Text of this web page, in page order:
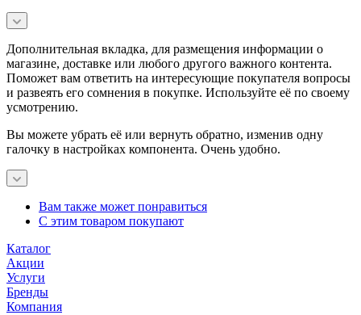
Дополнительная вкладка, для размещения информации о
магазине, доставке или любого другого важного контента.
Поможет вам ответить на интересующие покупателя вопросы
и развеять его сомнения в покупке. Используйте её по своему
усмотрению.
Вы можете убрать её или вернуть обратно, изменив одну
галочку в настройках компонента. Очень удобно.
Вам также может понравиться
С этим товаром покупают
Каталог
Акции
Услуги
Бренды
Компания